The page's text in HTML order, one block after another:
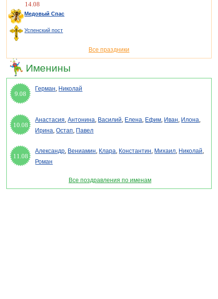
14.08
Медовый Спас
Успенский пост
Все праздники
Именины
9.08
Герман, Николай
10.08
Анастасия,Антонина, Василий, Елена, Ефим, Иван, Илона,
Ирина,Остап, Павел
11.08
Александр, Вениамин, Клара, Константин, Михаил, Николай,
Роман
Все поздравления по именам